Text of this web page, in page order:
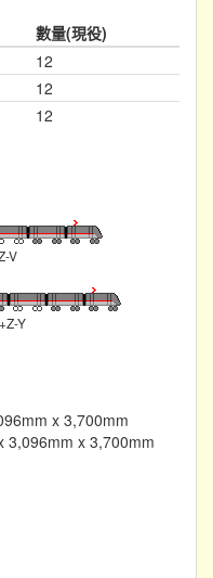
數量(現役)
12
12
12
V
Y
x 3,700mm
3,096mm x 3,700mm